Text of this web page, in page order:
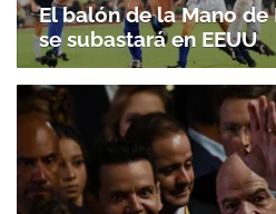
El balón de la Mano
se subastará en EEUU